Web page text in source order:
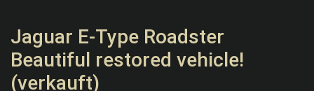
Jaguar E-Type Roadster
Beautiful restored vehicle!
(verkauft)